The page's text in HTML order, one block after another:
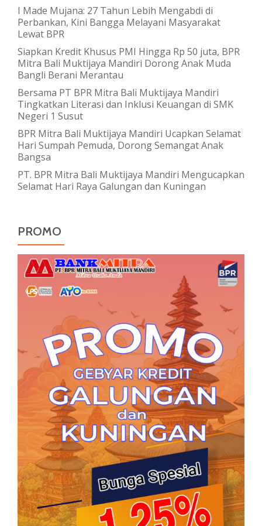
I Made Mujana: 27 Tahun Lebih Mengabdi di
Perbankan, Kini Bangga Melayani Masyarakat
Lewat BPR
Siapkan Kredit Khusus PMI Hingga Rp 50 juta, BPR
Mitra Bali Muktijaya Mandiri Dorong Anak Muda
Bangli Berani Merantau
Bersama PT BPR Mitra Bali Muktijaya Mandiri
Tingkatkan Literasi dan Inklusi Keuangan di SMK
Negeri 1 Susut
BPR Mitra Bali Muktijaya Mandiri Ucapkan Selamat
Hari Sumpah Pemuda, Dorong Semangat Anak
Bangsa
PT. BPR Mitra Bali Muktijaya Mandiri Mengucapkan
Selamat Hari Raya Galungan dan Kuningan
PROMO